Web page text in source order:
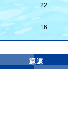
.22
.16
返還